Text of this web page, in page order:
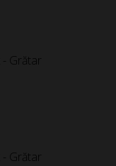
Grătar
Grătar